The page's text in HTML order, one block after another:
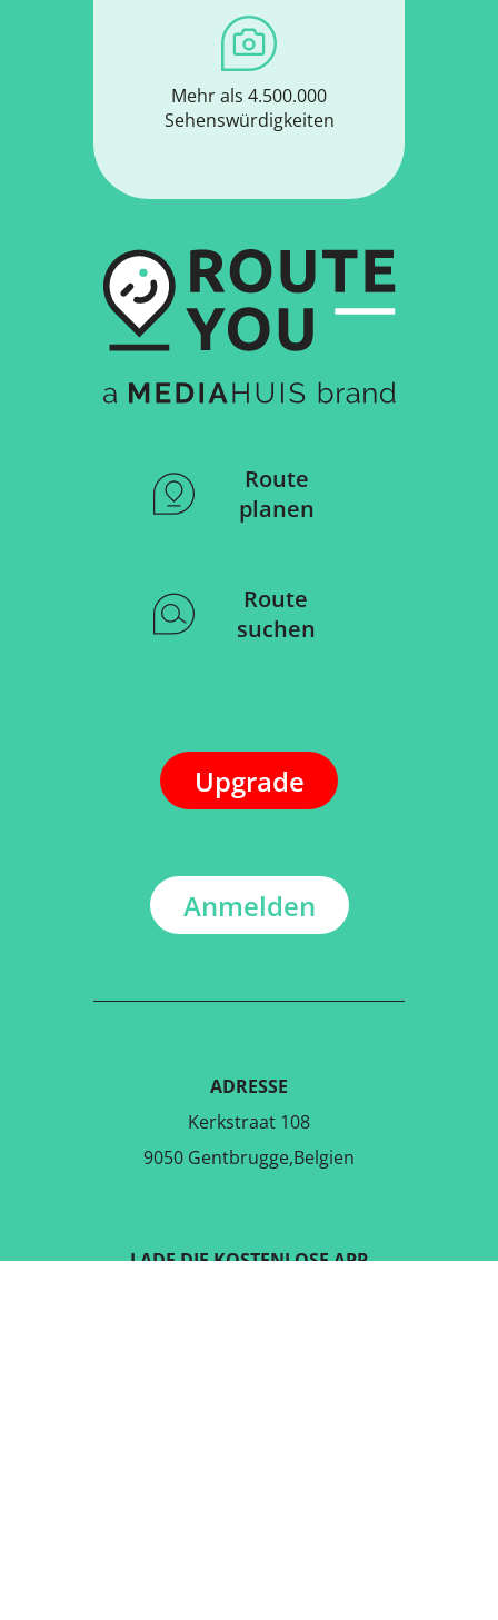
Mehr als 4.500.000
Sehenswürdigkeiten
Route
planen
Route
suchen
Upgrade
Anmelden
ADRESSE
Kerkstraat 108
9050 Gentbrugge,Belgien
LADE DIE KOSTENLOSE APP